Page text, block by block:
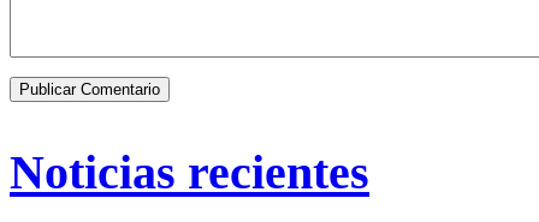
Noticias recientes